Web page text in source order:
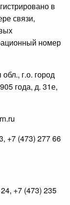
в
связи,
номер
г.о. город
года, д. 31е,
+7 (473) 277 66
+7 (473) 235